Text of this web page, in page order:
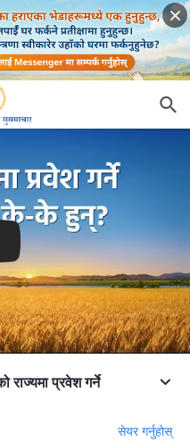
प्रवेश गर्ने
सेयर गर्नुहोस्